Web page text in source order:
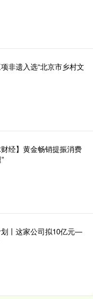
非遗入选“北京市乡村文
经】黄金畅销提振消费
丨这家公司拟10亿元—